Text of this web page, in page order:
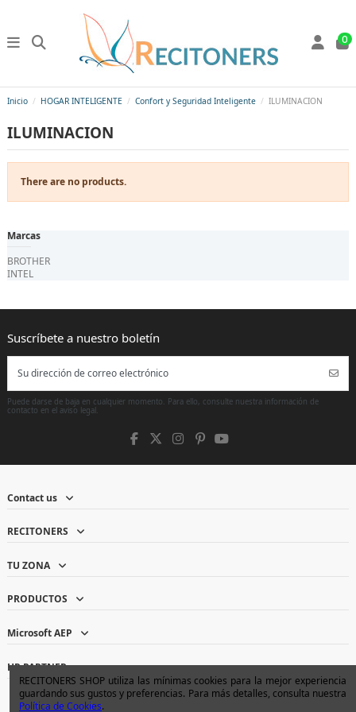
0
Inicio HOGAR INTELIGENTE Confort y Seguridad Inteligente ILUMINACION
ILUMINACION
There are no products.
Marcas
BROTHER
INTEL
Puede darse de baja en cualquier momento. Para ello, consulte nuestra información de
contacto en el aviso legal.
Contact us
RECITONERS
TU ZONA
PRODUCTOS
Microsoft AEP
HP PARTNER
RECITONERS SHOP utiliza las mínimas cookies para la mejor experiencia
guardando sus gustos y preferencias. Para más detalles, consulta nuestra
Política de Cookies.